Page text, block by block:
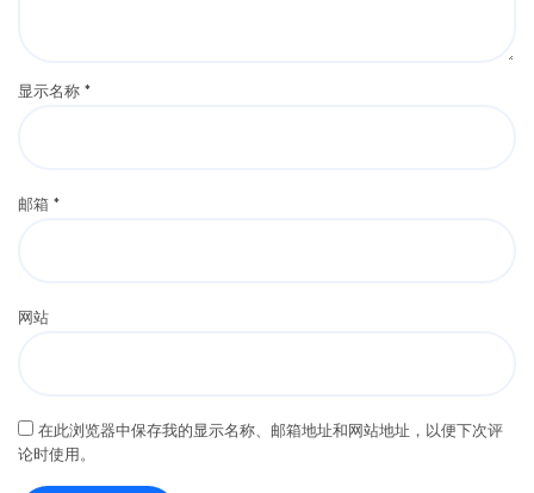
显示名称 *
邮箱 *
网站
在此浏览器中保存我的显示名称、邮箱地址和网站地址，以便下次评
论时使用。